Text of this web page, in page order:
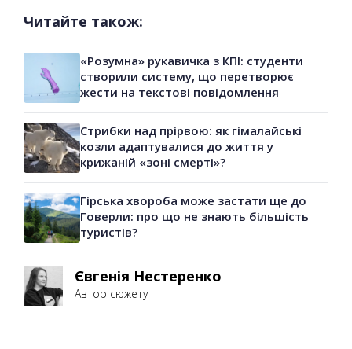
Читайте також:
«Розумна» рукавичка з КПІ: студенти
створили систему, що перетворює
жести на текстові повідомлення
Стрибки над прірвою: як гімалайські
козли адаптувалися до життя у
крижаній «зоні смерті»?
Гірська хвороба може застати ще до
Говерли: про що не знають більшість
туристів?
Євгенія Нестеренко
Автор сюжету